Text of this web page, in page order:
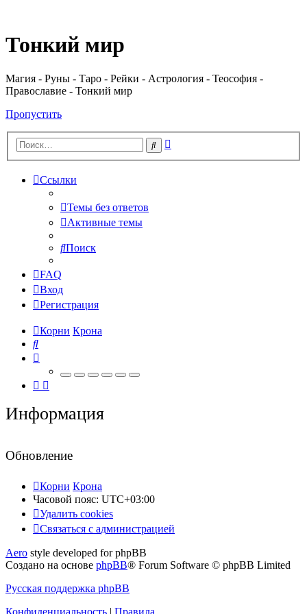
Тонкий мир
Магия - Руны - Таро - Рейки - Астрология - Теософия -
Православие - Тонкий мир
Пропустить
Поиск
Ссылки
Темы без ответов
Активные темы
Поиск
FAQ
Вход
Регистрация
Корни Крона
Поиск
Информация
Обновление
Корни Крона
Часовой пояс: UTC+03:00
Удалить cookies
Связаться
администрацией
Связаться с администрацией
Aero style developed for phpBB
Создано на основе phpBB® Forum Software © phpBB Limited
Русская поддержка phpBB
Конфиденциальность | Правила